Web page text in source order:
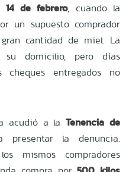
14 de febrero, cuando la
un supuesto comprador
cantidad de miel. La
domicilio, pero días
cheques entregados no
acudió a laTenencia de
presentar la denuncia.
mismos compradores